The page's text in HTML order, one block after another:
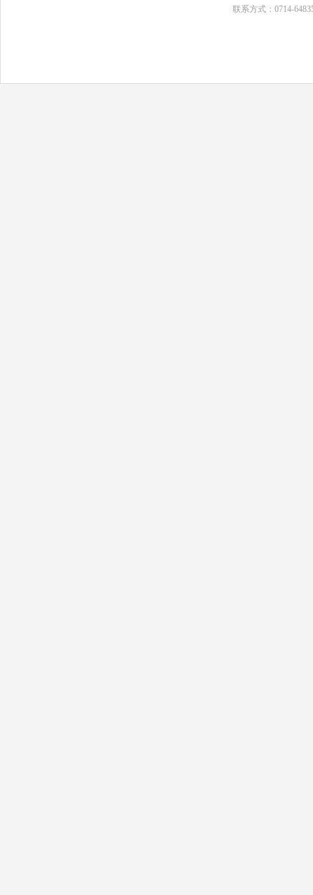
联系方式：0714-